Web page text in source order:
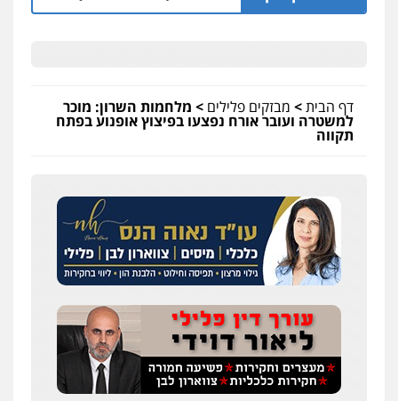
דף הבית> מבזקים פלילים > מלחמות השרון: מוכר
למשטרה ועובר אורח נפצעו בפיצוץ אופנוע בפתח
תקווה
שחר לדובסקי, עו"ד
פלילי מעצרים וחקירות עבירות המתה עורכי
דין לענייני אסירים
0507913332
עו"ד איהאב ג'לג'ולי
פלילי מעצרים וחקירות עורכי דין לענייני
אסירים